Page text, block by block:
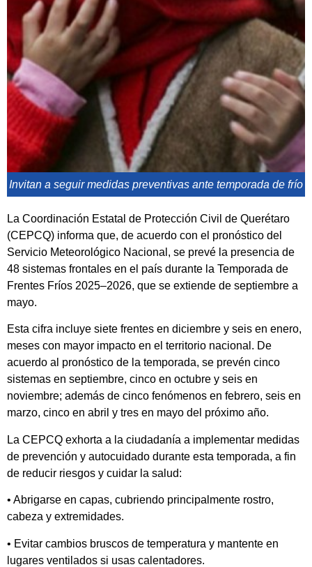
Invitan a seguir medidas preventivas ante temporada de frío
La Coordinación Estatal de Protección Civil de Querétaro
(CEPCQ) informa que, de acuerdo con el pronóstico del
Servicio Meteorológico Nacional, se prevé la presencia de
48 sistemas frontales en el país durante la Temporada de
Frentes Fríos 2025–2026, que se extiende de septiembre a
mayo.
Esta cifra incluye siete frentes en diciembre y seis en enero,
meses con mayor impacto en el territorio nacional. De
acuerdo al pronóstico de la temporada, se prevén cinco
sistemas en septiembre, cinco en octubre y seis en
noviembre; además de cinco fenómenos en febrero, seis en
marzo, cinco en abril y tres en mayo del próximo año.
La CEPCQ exhorta a la ciudadanía a implementar medidas
de prevención y autocuidado durante esta temporada, a fin
de reducir riesgos y cuidar la salud:
• Abrigarse en capas, cubriendo principalmente rostro,
cabeza y extremidades.
• Evitar cambios bruscos de temperatura y mantente en
lugares ventilados si usas calentadores.